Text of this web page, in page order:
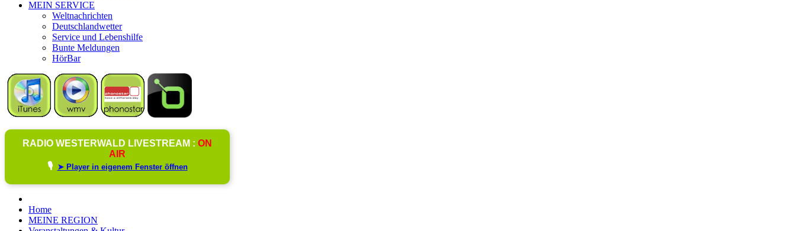
MEIN SERVICE
Weltnachrichten
Deutschlandwetter
Service und Lebenshilfe
Bunte Meldungen
HörBar
RADIO WESTERWALD LIVESTREAM : ON
AIR
🎙️ ➤ Player in eigenem Fenster öffnen
Home
MEINE REGION